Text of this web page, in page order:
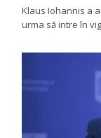
Klaus Iohannis a
urma să intre în